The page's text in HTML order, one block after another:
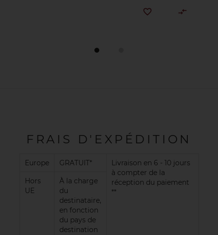
FRAIS D'EXPÉDITION
Europe GRATUIT*
Livraison en 6 - 10 jours
à compter de la
réception du paiement
**
Hors
UE
À la charge
du
destinataire,
en fonction
du pays de
destination